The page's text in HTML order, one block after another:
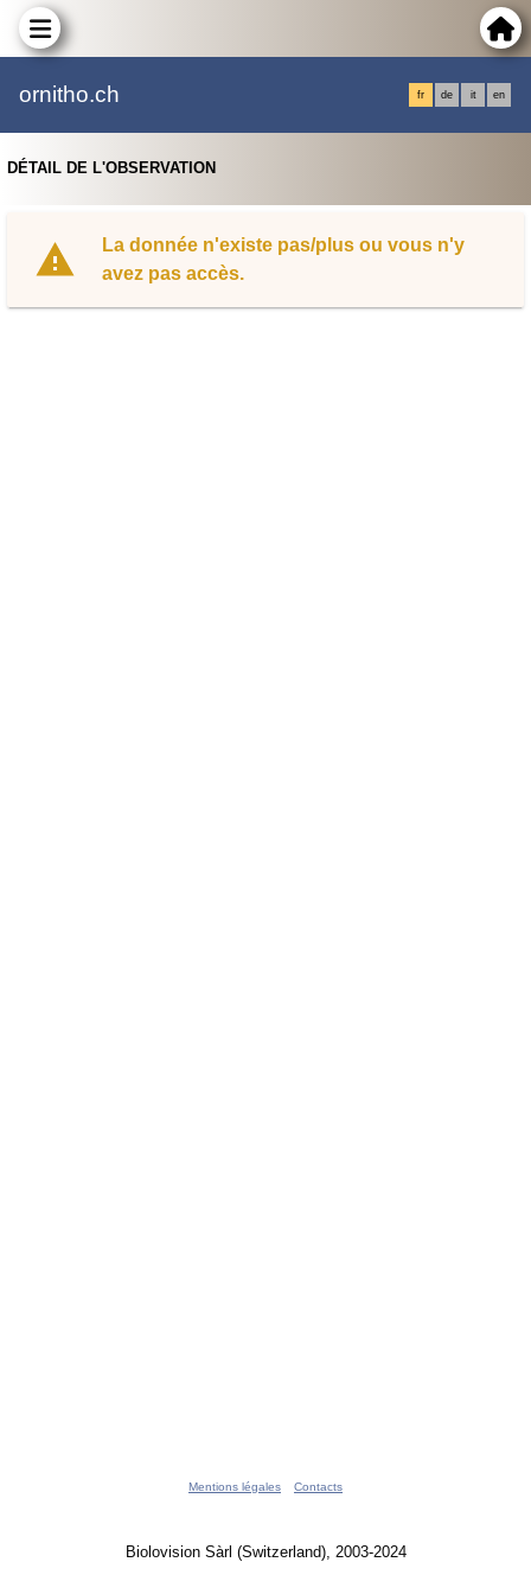
ornitho.ch fr de it en
DÉTAIL DE L'OBSERVATION
La donnée n'existe pas/plus ou vous n'y
avez pas accès.
Mentions légales Contacts
Biolovision Sàrl (Switzerland), 2003-2024